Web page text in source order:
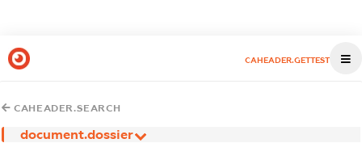
CAHEADER.GETTEST
CAHEADER.SEARCH
document.dossier